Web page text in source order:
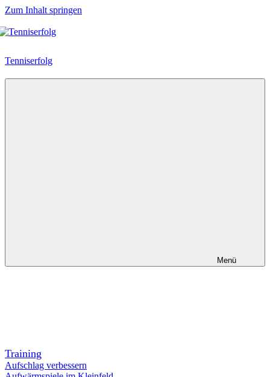
Zum Inhalt springen
Tenniserfolg
Menü
Training
Aufschlag verbessern